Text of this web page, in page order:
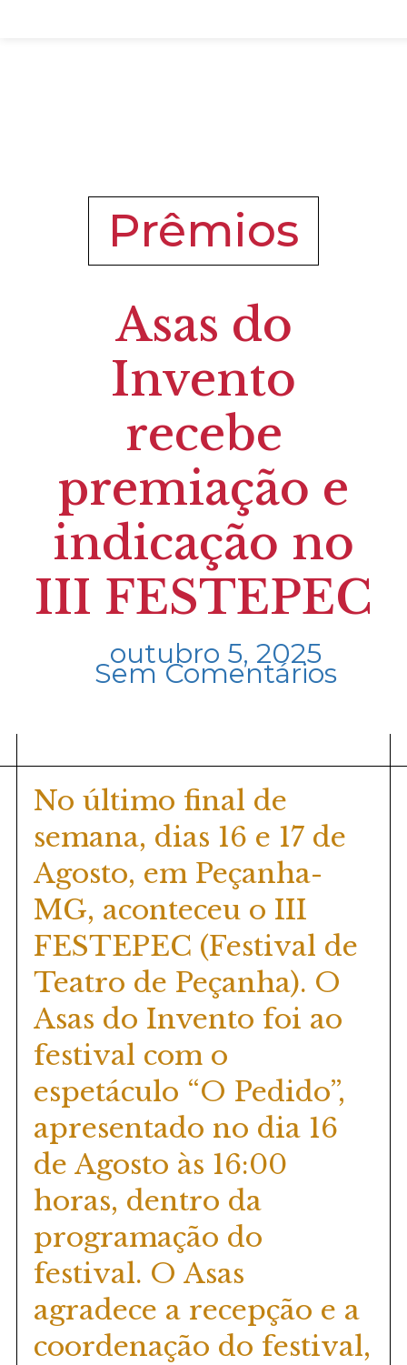
Prêmios
Asas do
Invento
recebe
premiação e
indicação no
III FESTEPEC
outubro 5, 2025
Sem Comentários
No último final de
semana, dias 16 e 17 de
Agosto, em Peçanha-
MG, aconteceu o III
FESTEPEC (Festival de
Teatro de Peçanha). O
Asas do Invento foi ao
festival com o
espetáculo “O Pedido”,
apresentado no dia 16
de Agosto às 16:00
horas, dentro da
programação do
festival. O Asas
agradece a recepção e a
coordenação do festival,